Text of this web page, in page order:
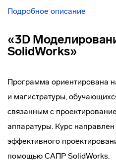
Подробное описание
«3D
SolidWorks»
Программа ориентирована
и магистратуры,
связанным с
аппаратуры. Курс
эффективного
помощью САПР SolidWorks.